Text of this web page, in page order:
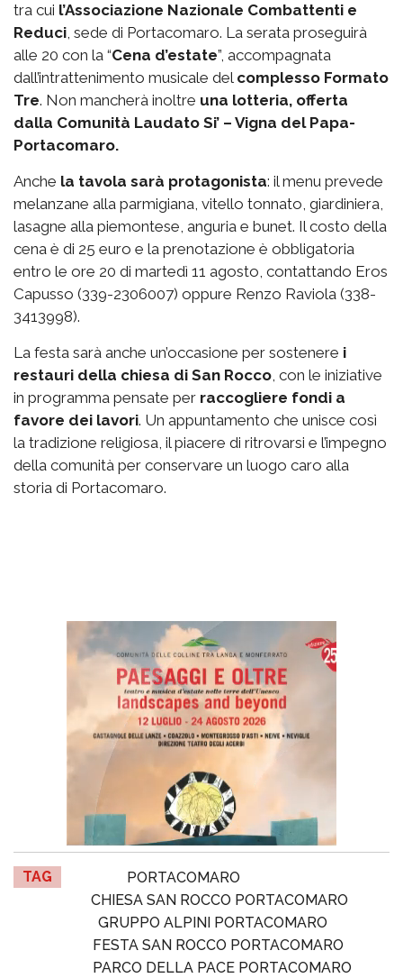
tra cui l’Associazione Nazionale Combattenti e
Reduci, sede di Portacomaro. La serata proseguirà
alle 20 con la “Cena d’estate”, accompagnata
dall’intrattenimento musicale del complesso Formato
Tre. Non mancherà inoltre una lotteria, offerta
dalla Comunità Laudato Si’ – Vigna del Papa-
Portacomaro.
Anche la tavola sarà protagonista: il menu prevede
melanzane alla parmigiana, vitello tonnato, giardiniera,
lasagne alla piemontese, anguria e bunet. Il costo della
cena è di 25 euro e la prenotazione è obbligatoria
entro le ore 20 di martedì 11 agosto, contattando Eros
Capusso (339-2306007) oppure Renzo Raviola (338-
3413998).
La festa sarà anche un’occasione per sostenere i
restauri della chiesa di San Rocco, con le iniziative
in programma pensate per raccogliere fondi a
favore dei lavori. Un appuntamento che unisce così
la tradizione religiosa, il piacere di ritrovarsi e l’impegno
della comunità per conservare un luogo caro alla
storia di Portacomaro.
TAG
PORTACOMARO
CHIESA SAN ROCCO PORTACOMARO
GRUPPO ALPINI PORTACOMARO
FESTA SAN ROCCO PORTACOMARO
PARCO DELLA PACE PORTACOMARO